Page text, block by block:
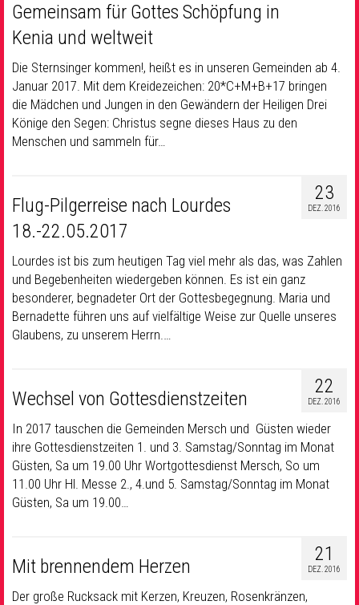
Gemeinsam für Gottes Schöpfung in
Kenia und weltweit
Die Sternsinger kommen!, heißt es in unseren Gemeinden ab 4.
Januar 2017. Mit dem Kreidezeichen: 20*C+M+B+17 bringen
die Mädchen und Jungen in den Gewändern der Heiligen Drei
Könige den Segen: Christus segne dieses Haus zu den
Menschen und sammeln für…
23
DEZ. 2016
Flug-Pilgerreise nach Lourdes
18.-22.05.2017
Lourdes ist bis zum heutigen Tag viel mehr als das, was Zahlen
und Begebenheiten wiedergeben können. Es ist ein ganz
besonderer, begnadeter Ort der Gottesbegegnung. Maria und
Bernadette führen uns auf vielfältige Weise zur Quelle unseres
Glaubens, zu unserem Herrn.…
22
DEZ. 2016
Wechsel von Gottesdienstzeiten
In 2017 tauschen die Gemeinden Mersch und Güsten wieder
ihre Gottesdienstzeiten 1. und 3. Samstag/Sonntag im Monat
Güsten, Sa um 19.00 Uhr Wortgottesdienst Mersch, So um
11.00 Uhr Hl. Messe 2., 4.und 5. Samstag/Sonntag im Monat
Güsten, Sa um 19.00…
21
DEZ. 2016
Mit brennendem Herzen
Der große Rucksack mit Kerzen, Kreuzen, Rosenkränzen,